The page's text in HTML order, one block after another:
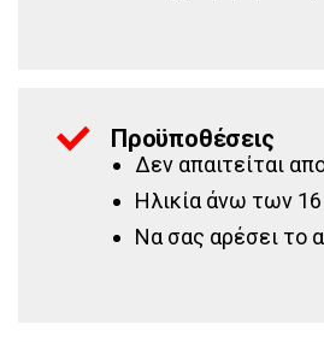
Προϋποθέσεις
Δεν απαιτείται
Ηλικία άνω των
Να σας αρέσει το